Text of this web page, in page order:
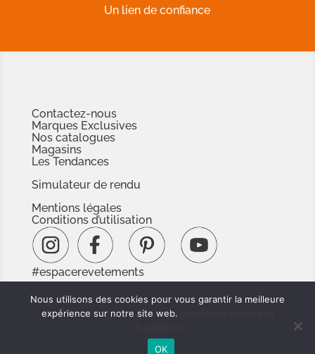
Un lien de confiance
Contactez-nous
Marques Exclusives
Nos catalogues
Magasins
Les Tendances
Simulateur de rendu
Mentions légales
Conditions d’utilisation
#espacerevetements
www.espacedoc.fr
www.signnaturedexception.com
Nous utilisons des cookies pour vous garantir la meilleure
expérience sur notre site web.
OK